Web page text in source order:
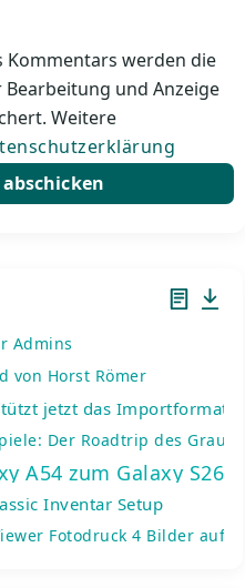
Kommentars werden die
und Anzeige
Weitere
Admins
von Horst Römer
jetzt das Importformat
Der Roadtrip des
A54 zum Galaxy
Inventar Setup
Fotodruck 4 Bilder auf